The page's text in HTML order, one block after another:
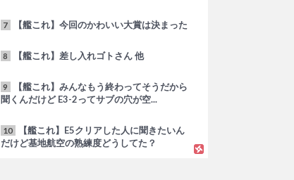
7 【艦これ】今回のかわいい大賞は決まった
8 【艦これ】差し入れゴトさん 他
9
【艦これ】みんなもう終わってそうだから
聞くんだけど E3-2ってサブの穴が空...
10
【艦これ】E5クリアした人に聞きたいん
だけど基地航空の熟練度どうしてた？